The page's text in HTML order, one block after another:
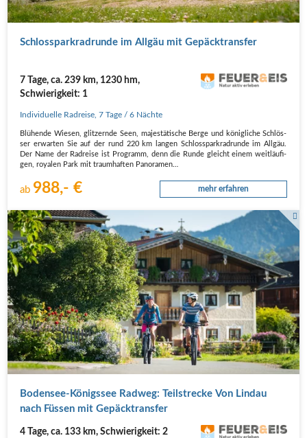
Schloss­park­rad­run­de im All­gäu mit Gepäcktransfer
7 Tage, ca. 239 km, 1230 hm,
Schwierigkeit: 1
Individuelle Radreise ,7 Tage / 6 Nächte
Blü­hen­de Wie­sen, glit­zern­de Seen, majes­tä­ti­sche Ber­ge und könig­li­che Schlös­
ser erwar­ten Sie auf der rund 220 km lan­gen Schloss­park­rad­run­de im All­gäu.
Der Name der Rad­rei­se ist Pro­gramm, denn die Run­de gleicht einem weit­läu­fi­
gen, roya­len Park mit traum­haf­ten Pan­ora­men…
ab 988,- € mehr erfahren
2 Fahrradfahrer in Poin vor einem Bauernhof
Boden­see-Königs­see Rad­weg: Teil­stre­cke Von Lin­dau
nach Füs­sen mit Gepäcktransfer
4 Tage, ca. 133 km, Schwierigkeit: 2